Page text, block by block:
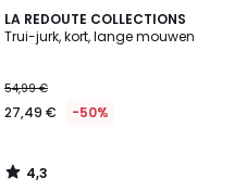
LA REDOUTE COLLECTIONS
Trui-jurk, kort, lange mouwen
54,99 €
27,49 € -50%
4,3
/ 5
4,3
/